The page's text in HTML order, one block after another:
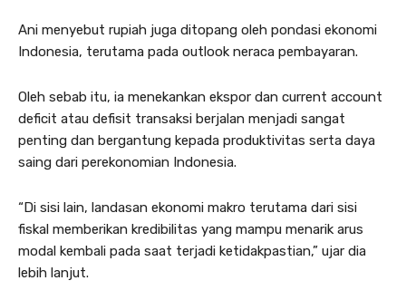
Ani menyebut rupiah juga ditopang oleh pondasi ekonomi
Indonesia, terutama pada outlook neraca pembayaran.
Oleh sebab itu, ia menekankan ekspor dan current account
deficit atau defisit transaksi berjalan menjadi sangat
penting dan bergantung kepada produktivitas serta daya
saing dari perekonomian Indonesia.
“Di sisi lain, landasan ekonomi makro terutama dari sisi
fiskal memberikan kredibilitas yang mampu menarik arus
modal kembali pada saat terjadi ketidakpastian,” ujar dia
lebih lanjut.